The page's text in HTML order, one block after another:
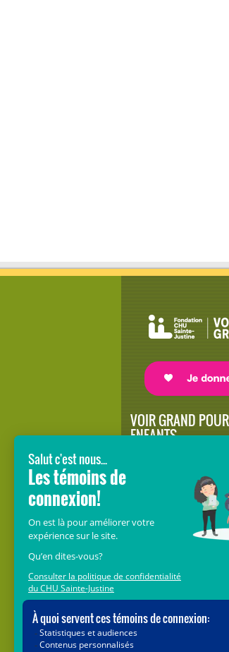
VOIR GRAND
ENFANTS
vous au cœur de la
Voir Grand, nous
soignantes vers les
science et des
pour que chaque
Justine. Ensemble,
pour leur avenir.
Merci de voir grand